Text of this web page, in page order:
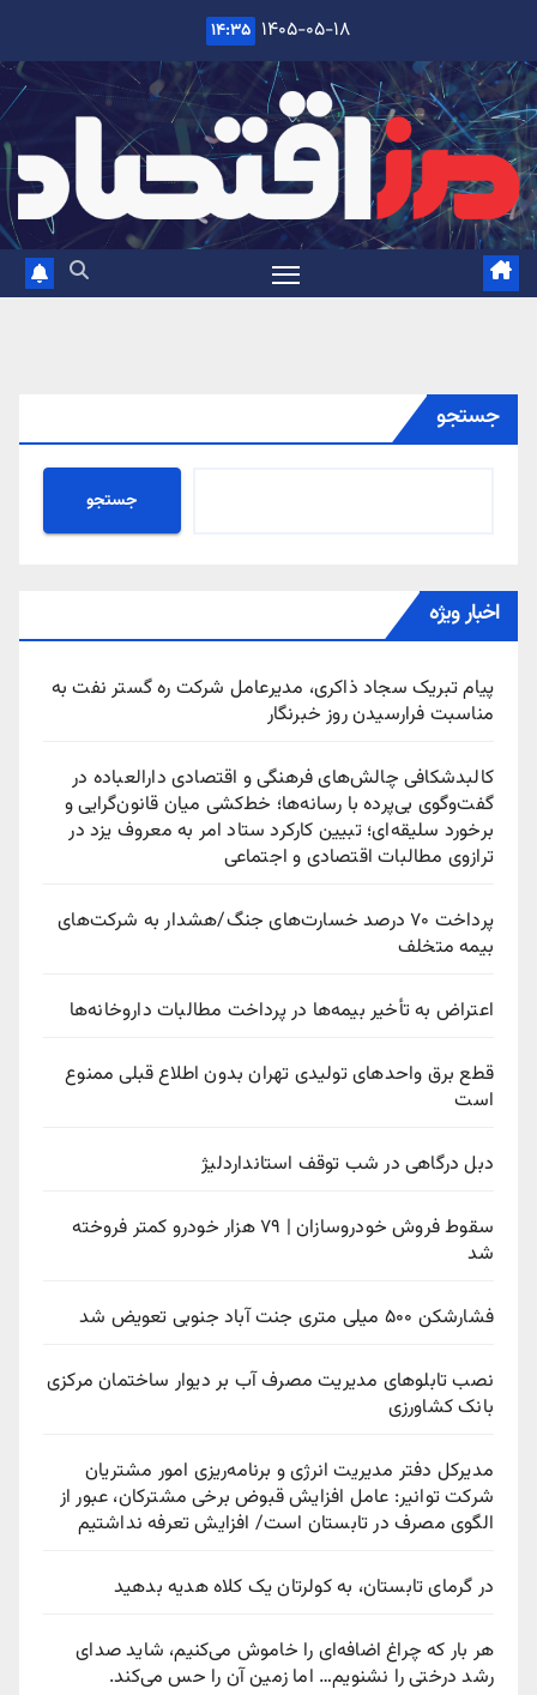
content
۱۴۰۵-۰۵-۱۸ ۱۴:۳۵
جستجو
جستجو
اخبار ویژه
پیام تبریک سجاد ذاکری، مدیرعامل شرکت ره‌ گستر نفت به
مناسبت فرارسیدن روز خبرنگار
کالبدشکافی چالش‌های فرهنگی و اقتصادی دارالعباده در
گفت‌وگوی بی‌پرده با رسانه‌ها؛ خط‌کشی میان قانون‌گرایی و
برخورد سلیقه‌ای؛ تبیین کارکرد ستاد امر به معروف یزد در
ترازوی مطالبات اقتصادی و اجتماعی
پرداخت ۷۰ درصد خسارت‌های جنگ/هشدار به شرکت‌های
بیمه متخلف
اعتراض به تأخیر بیمه‌ها در پرداخت مطالبات داروخانه‌ها
قطع برق واحدهای تولیدی تهران بدون اطلاع قبلی ممنوع
است
دبل درگاهی در شب توقف استانداردلیژ
سقوط فروش خودروسازان | ۷۹ هزار خودرو کمتر فروخته
شد
فشارشکن ۵۰۰ میلی متری جنت آباد جنوبی تعویض شد
نصب تابلوهای مدیریت مصرف آب بر دیوار ساختمان مرکزی
بانک کشاورزی
مدیرکل دفتر مدیریت انرژی و برنامه‌ریزی امور مشتریان
شرکت توانیر: عامل افزایش قبوض برخی مشترکان، عبور از
الگوی مصرف در تابستان است/ افزایش تعرفه نداشتیم
در گرمای تابستان، به کولرتان یک کلاه هدیه بدهید
هر بار که چراغ اضافه‌ای را خاموش می‌کنیم، شاید صدای
رشد درختی را نشنویم… اما زمین آن را حس می‌کند.